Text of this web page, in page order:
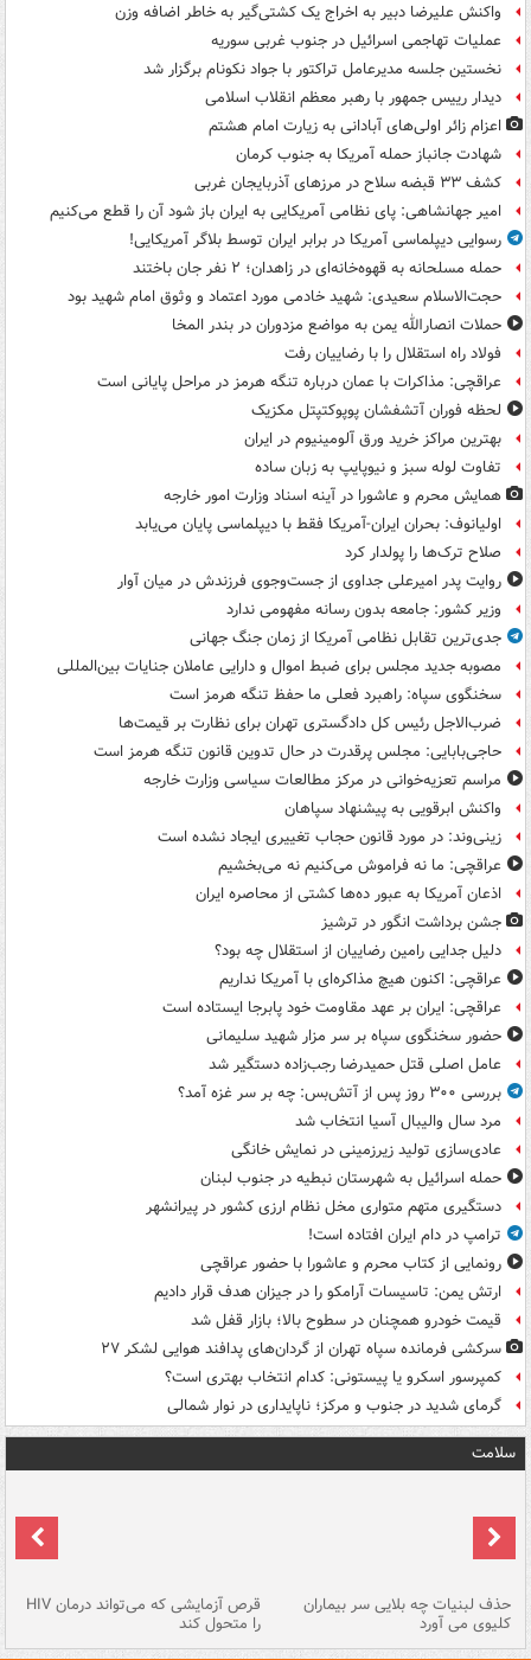
واکنش علیرضا دبیر به اخراج یک کشتی‌گیر به خاطر اضافه وزن
عملیات تهاجمی اسرائیل در جنوب غربی سوریه
نخستین جلسه مدیرعامل تراکتور با جواد نکونام برگزار شد
دیدار رییس جمهور با رهبر معظم انقلاب اسلامی
اعزام زائر اولی‌های آبادانی به زیارت امام هشتم
شهادت جانباز حمله آمریکا به جنوب کرمان
کشف ۳۳ قبضه سلاح در مرزهای آذربایجان غربی
امیر جهانشاهی: پای نظامی آمریکایی به ایران باز شود آن را قطع می‌کنیم
رسوایی دیپلماسی آمریکا در برابر ایران توسط بلاگر آمریکایی!
حمله مسلحانه به قهوه‌خانه‌ای در زاهدان؛ ۲ نفر جان باختند
حجت‌الاسلام سعیدی: شهید خادمی مورد اعتماد و وثوق امام شهید بود
حملات انصارالله یمن به مواضع مزدوران در بندر المخا
فولاد راه استقلال را با رضاییان رفت
عراقچی: مذاکرات با عمان درباره تنگه هرمز در مراحل پایانی است
لحظه فوران آتشفشان پوپوکتپتل مکزیک
بهترین مراکز خرید ورق آلومینیوم در ایران
تفاوت لوله سبز و نیوپایپ به زبان ساده
همایش محرم و عاشورا در آینه اسناد وزارت امور خارجه
اولیانوف: بحران ایران-آمریکا فقط با دیپلماسی پایان می‌یابد
صلاح ترک‌ها را پولدار کرد
روایت پدر امیرعلی جداوی از جست‌وجوی فرزندش در میان آوار
وزیر کشور: جامعه بدون رسانه مفهومی ندارد
جدی‌ترین تقابل نظامی آمریکا از زمان جنگ جهانی
مصوبه جدید مجلس برای ضبط اموال و دارایی عاملان جنایات بین‌المللی
سخنگوی سپاه: راهبرد فعلی ما حفظ تنگه هرمز است
ضرب‌الاجل رئیس کل دادگستری تهران برای نظارت بر قیمت‌ها
حاجی‌بابایی: مجلس پرقدرت در حال تدوین قانون تنگه هرمز است
مراسم تعزیه‌خوانی در مرکز مطالعات سیاسی وزارت خارجه
واکنش ابرقویی به پیشنهاد سپاهان
زینی‌وند: در مورد قانون حجاب تغییری ایجاد نشده است
عراقچی: ما نه فراموش می‌کنیم نه می‌بخشیم
اذعان آمریکا به عبور ده‌ها کشتی از محاصره ایران
جشن برداشت انگور در ترشیز
دلیل جدایی رامین رضاییان از استقلال چه بود؟
عراقچی: اکنون هیچ مذاکره‌ای با آمریکا نداریم
عراقچی: ایران بر عهد مقاومت خود پابرجا ایستاده است
حضور سخنگوی سپاه بر سر مزار شهید سلیمانی
عامل اصلی قتل حمیدرضا رجب‌زاده دستگیر شد
بررسی ۳۰۰ روز پس از آتش‌بس: چه بر سر غزه آمد؟
مرد سال والیبال آسیا انتخاب شد
عادی‌سازی تولید زیرزمینی در نمایش خانگی
حمله اسرائیل به شهرستان نبطیه در جنوب لبنان
دستگیری متهم متواری مخل نظام ارزی کشور در پیرانشهر
ترامپ در دام ایران افتاده است!
رونمایی از کتاب محرم و عاشورا با حضور عراقچی
ارتش یمن: تاسیسات آرامکو را در جیزان هدف قرار دادیم
قیمت خودرو همچنان در سطوح بالا؛ بازار قفل شد
سرکشی فرمانده سپاه تهران از گردان‌های پدافند هوایی لشکر ۲۷
کمپرسور اسکرو یا پیستونی: کدام انتخاب بهتری است؟
گرمای شدید در جنوب و مرکز؛ ناپایداری در نوار شمالی
سلامت
حذف لبنیات چه بلایی سر بیماران
کلیوی می آورد
قرص آزمایشی که می‌تواند درمان HIV
را متحول کند